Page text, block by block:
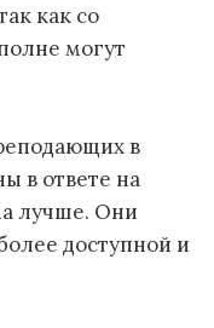
как со
могут
в
в ответе на
лучше. Они
доступной и